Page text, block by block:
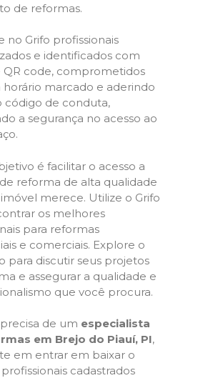
de reformas.
no Grifo profissionais
e identificados com
QR code, comprometidos
marcado e aderindo
código de conduta,
a segurança no acesso ao
é facilitar o acesso a
reforma de alta qualidade
merece. Utilize o Grifo
os melhores
para reformas
e comerciais. Explore o
para discutir seus projetos
e assegurar a qualidade e
que você procura.
de um especialista
em Brejo do Piauí, PI,
em entrar em baixar o
profissionais cadastrados